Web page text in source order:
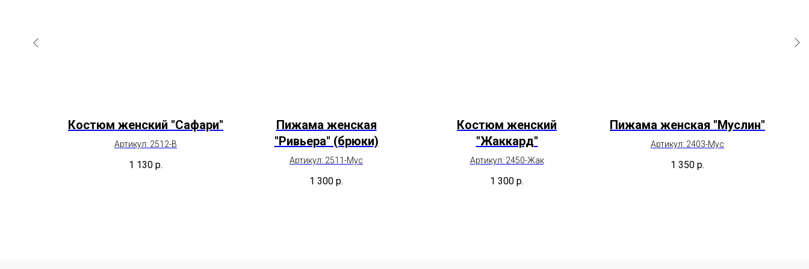
Костюм женский "Сафари"
Артикул: 2512-В
1 130 р.
Пижама женская
"Ривьера" (брюки)
Артикул: 2511-Мус
1 300 р.
Костюм женский
"Жаккард"
Артикул: 2450-Жак
1 300 р.
Пижама женская "Муслин"
Артикул: 2403-Мус
1 350 р.